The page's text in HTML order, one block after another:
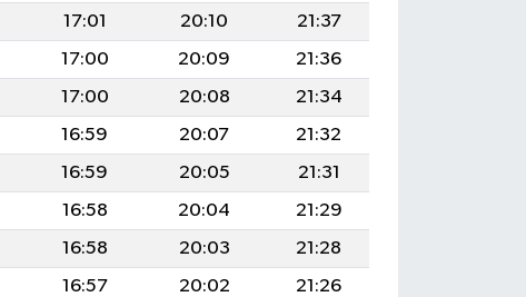
17:01 20:10
21:37
17:00 20:09
21:36
17:00 20:08
21:34
16:59 20:07
21:32
16:59 20:05
21:31
16:58 20:04
21:29
16:58 20:03
21:28
16:57 20:02
21:26